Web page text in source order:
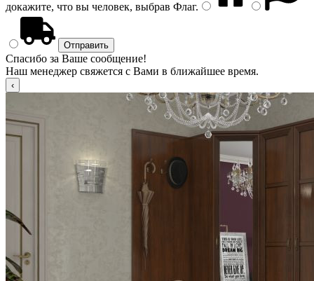
докажите, что вы человек, выбрав Флаг.
Спасибо за Ваше сообщение!
Наш менеджер свяжется с Вами в ближайшее время.